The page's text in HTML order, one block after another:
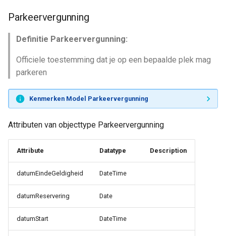
Parkeervergunning
Definitie Parkeervergunning:
Officiele toestemming dat je op een bepaalde plek mag
parkeren
Kenmerken Model Parkeervergunning
Attributen van objecttype Parkeervergunning
Attribute Datatype Description
datumEindeGeldigheid DateTime
datumReservering Date
datumStart DateTime